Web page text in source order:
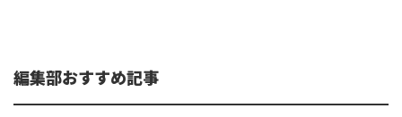
編集部おすすめ記事